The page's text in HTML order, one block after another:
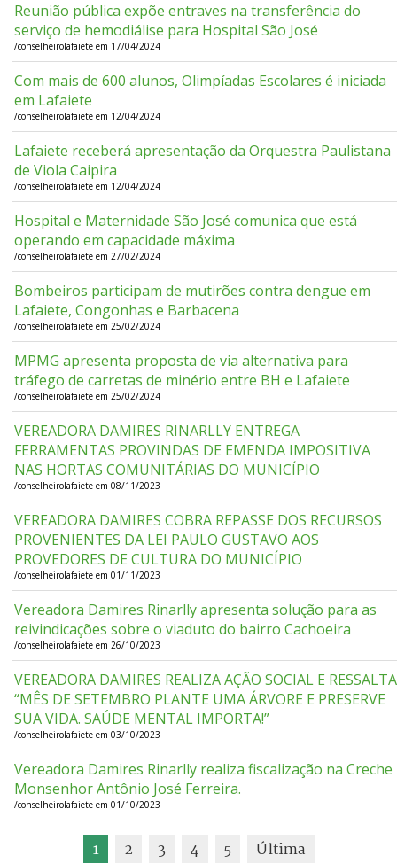
Reunião pública expõe entraves na transferência do
serviço de hemodiálise para Hospital São José
/conselheirolafaiete em 17/04/2024
Com mais de 600 alunos, Olimpíadas Escolares é iniciada
em Lafaiete
/conselheirolafaiete em 12/04/2024
Lafaiete receberá apresentação da Orquestra Paulistana
de Viola Caipira
/conselheirolafaiete em 12/04/2024
Hospital e Maternidade São José comunica que está
operando em capacidade máxima
/conselheirolafaiete em 27/02/2024
Bombeiros participam de mutirões contra dengue em
Lafaiete, Congonhas e Barbacena
/conselheirolafaiete em 25/02/2024
MPMG apresenta proposta de via alternativa para
tráfego de carretas de minério entre BH e Lafaiete
/conselheirolafaiete em 25/02/2024
VEREADORA DAMIRES RINARLLY ENTREGA
FERRAMENTAS PROVINDAS DE EMENDA IMPOSITIVA
NAS HORTAS COMUNITÁRIAS DO MUNICÍPIO
/conselheirolafaiete em 08/11/2023
VEREADORA DAMIRES COBRA REPASSE DOS RECURSOS
PROVENIENTES DA LEI PAULO GUSTAVO AOS
PROVEDORES DE CULTURA DO MUNICÍPIO
/conselheirolafaiete em 01/11/2023
Vereadora Damires Rinarlly apresenta solução para as
reivindicações sobre o viaduto do bairro Cachoeira
/conselheirolafaiete em 26/10/2023
VEREADORA DAMIRES REALIZA AÇÃO SOCIAL E RESSALTA
“MÊS DE SETEMBRO PLANTE UMA ÁRVORE E PRESERVE
SUA VIDA. SAÚDE MENTAL IMPORTA!”
/conselheirolafaiete em 03/10/2023
Vereadora Damires Rinarlly realiza fiscalização na Creche
Monsenhor Antônio José Ferreira.
/conselheirolafaiete em 01/10/2023
1 2 3 4 5 Última